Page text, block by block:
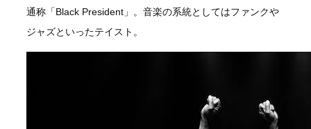
通称「Black President」。音楽の系統としてはファンクや
ジャズといったテイスト。